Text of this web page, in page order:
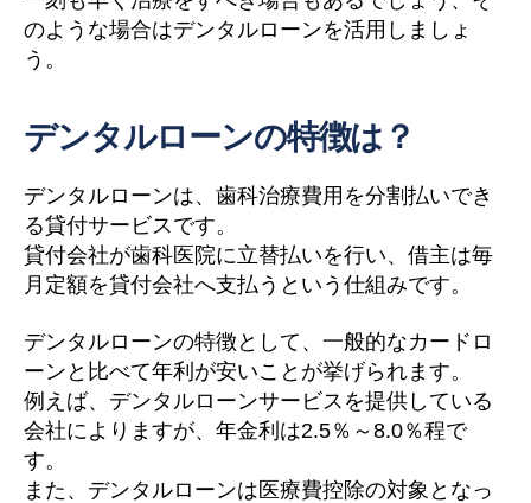
のような場合はデンタルローンを活用しましょ
う。
デンタルローンの特徴は？
デンタルローンは、歯科治療費用を分割払いでき
る貸付サービスです。
貸付会社が歯科医院に立替払いを行い、借主は毎
月定額を貸付会社へ支払うという仕組みです。
デンタルローンの特徴として、一般的なカードロ
ーンと比べて年利が安いことが挙げられます。
例えば、デンタルローンサービスを提供している
会社によりますが、年金利は2.5％～8.0％程で
す。
また、デンタルローンは医療費控除の対象となっ